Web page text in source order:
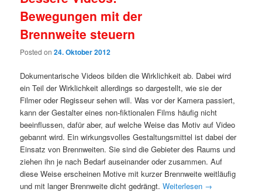
Bewegungen mit der
Brennweite steuern
Posted on24. Oktober 2012
Dokumentarische Videos bilden die Wirklichkeit ab. Dabei wird
ein Teil der Wirklichkeit allerdings so dargestellt, wie sie der
Filmer oder Regisseur sehen will. Was vor der Kamera passiert,
kann der Gestalter eines non-fiktionalen Films häufig nicht
beeinflussen, dafür aber, auf welche Weise das Motiv auf Video
gebannt wird. Ein wirkungsvolles Gestaltungsmittel ist dabei der
Einsatz von Brennweiten. Sie sind die Gebieter des Raums und
ziehen ihn je nach Bedarf auseinander oder zusammen. Auf
diese Weise erscheinen Motive mit kurzer Brennweite weitläufig
und mit langer Brennweite dicht gedrängt.Weiterlesen →